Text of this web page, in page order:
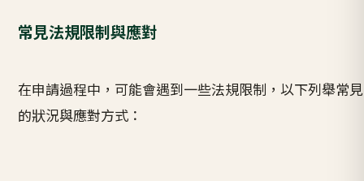
常見法規限制與應對
在申請過程中，可能會遇到一些法規限制，以下列舉常見
的狀況與應對方式：